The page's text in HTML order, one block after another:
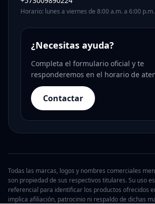
Horario: lunes a viernes de 8:00 a.m. a 6:00 p.m.
¿Necesitas ayuda?
Completa el formulario oficial y te
responderemos en el horario de
Contactar
Todas las marcas, logos y nombres comerciales
son propiedad de sus respectivos titulares. Su uso
referencial para identificar los productos ofrecidos
implica afiliación, patrocinio ni respaldo de dichas